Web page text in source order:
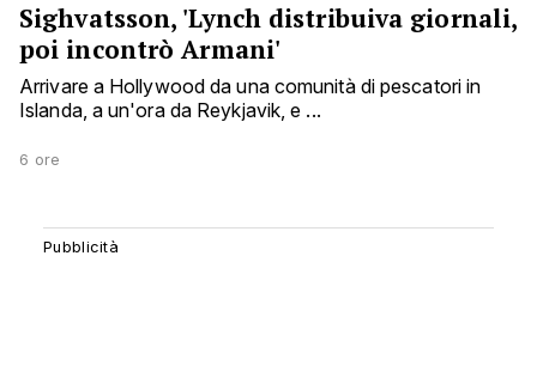
Sighvatsson, 'Lynch distribuiva giornali,
poi incontrò Armani'
Arrivare a Hollywood da una comunità di pescatori in
Islanda, a un'ora da Reykjavik, e ...
6 ore